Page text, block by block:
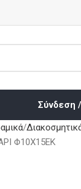
Σύνδεση
Φ10Χ15ΕΚ